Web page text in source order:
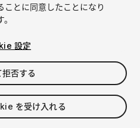
とに同意したことになり
設定
拒否する
を受け入れる